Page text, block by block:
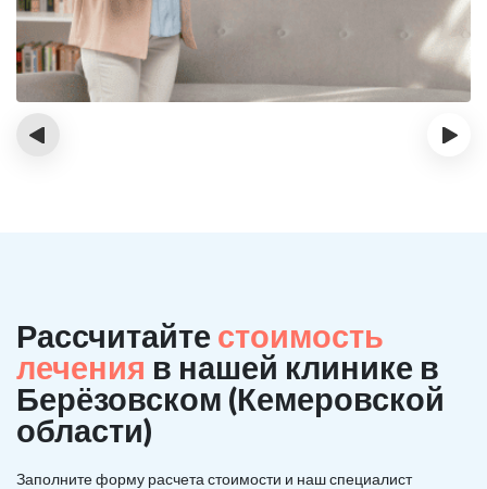
‹ ›
Рассчитайте стоимость
лечения в нашей клинике в
Берёзовском (Кемеровской
области)
Заполните форму расчета стоимости и нашспециалист